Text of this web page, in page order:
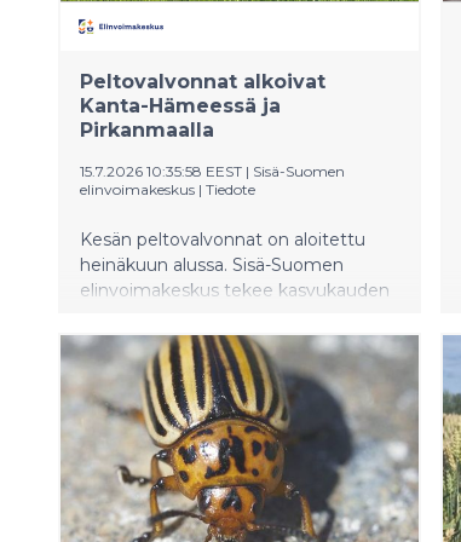
Peltovalvonnat alkoivat
Kanta-Hämeessä ja
Pirkanmaalla
15.7.2026 10:35:58 EEST | Sisä-Suomen
elinvoimakeskus | Tiedote
Kesän peltovalvonnat on aloitettu
heinäkuun alussa. Sisä-Suomen
elinvoimakeskus tekee kasvukauden
maatilalle Kanta-Hämeessä ja
Pirkanmaalla. Tukiehtojen
toteutumista seurataan myös
satelliittien avulla kaikilla tukia
hakeneilla tiloilla ympäri vuoden.